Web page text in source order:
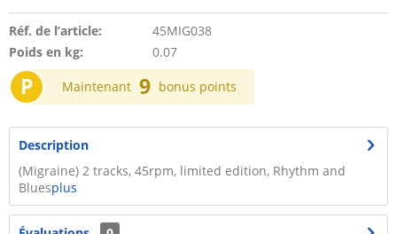
Réf. de l’article:
45MIG038
Poids en kg:
0.07
P Maintenant 9 bonus points
Description
(Migraine) 2 tracks, 45rpm, limited edition, Rhythm and
Bluesplus